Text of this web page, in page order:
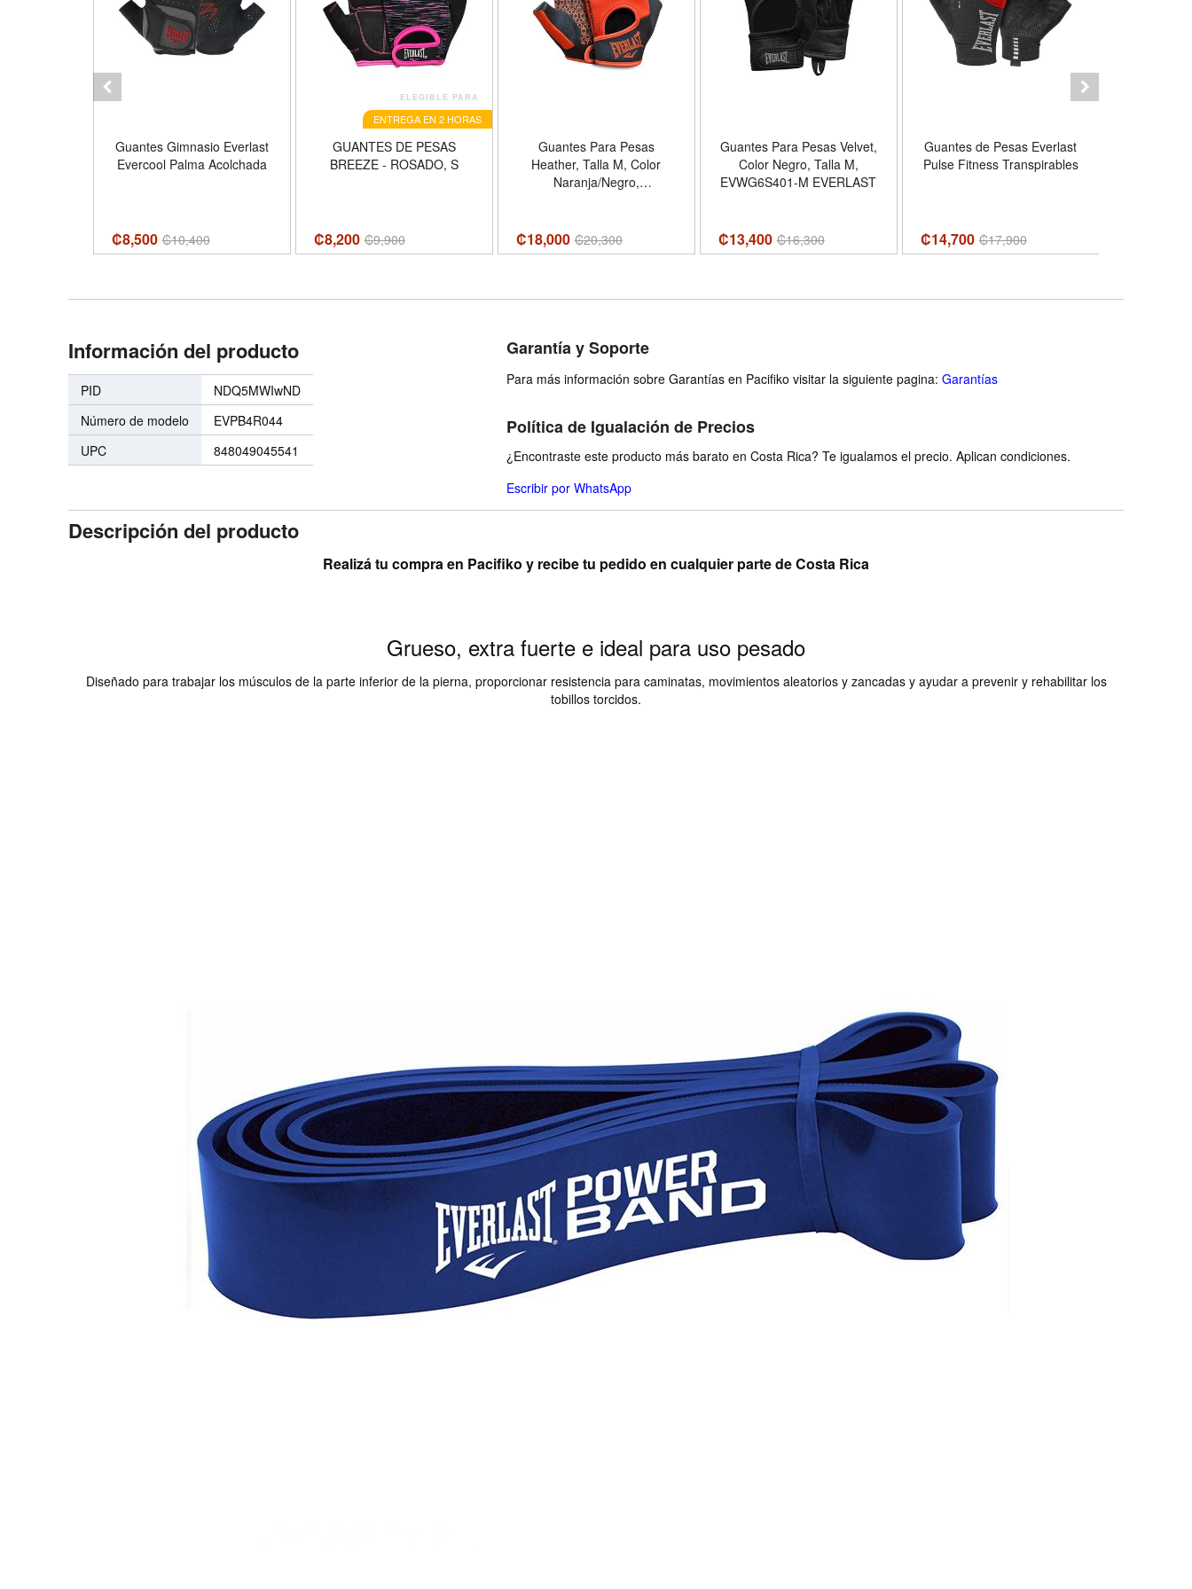
Guantes Gimnasio Everlast
Evercool Palma Acolchada
₡8,500 ₡10,400
ELEGIBLE PARA
ENTREGA EN 2 HORAS
GUANTES DE PESAS
BREEZE - ROSADO, S
₡8,200 ₡9,900
Guantes Para Pesas
Heather, Talla M, Color
Naranja/Negro,
₡18,000 ₡20,300
Guantes Para Pesas Velvet,
Color Negro, Talla M,
EVWG6S401-M EVERLAST
₡13,400 ₡16,300
Guantes de Pesas Everlast
Pulse Fitness Transpirables
₡14,700 ₡17,900
Información del producto
PID
NDQ5MWIwND
Número de modelo
EVPB4R044
UPC
848049045541
Garantía y Soporte
Para más información sobre Garantías en Pacifiko visitar la siguiente pagina: Garantías
Política de Igualación de Precios
¿Encontraste este producto más barato en Costa Rica? Te igualamos el precio. Aplican condiciones.
Escribir por WhatsApp
Descripción del producto
Realizá tu compra en Pacifiko y recibe tu pedido en cualquier parte de Costa Rica
Grueso, extra fuerte e ideal para uso pesado
Diseñado para trabajar los músculos de la parte inferior de la pierna, proporcionar resistencia para caminatas, movimientos aleatorios y zancadas y ayudar a prevenir y rehabilitar los
tobillos torcidos.